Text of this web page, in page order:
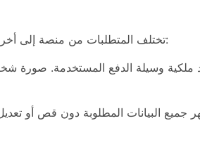
تختلف المتطلبات من منصة إلى أخرى، لكن هناك مجموعة من الوثائق الشائعة التي تطلبها معظم الخدمات:
ملكية وسيلة الدفع المستخدمة.